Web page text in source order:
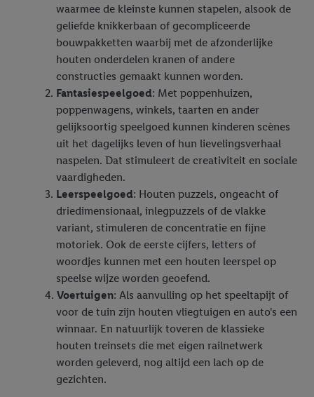
waarmee de kleinste kunnen stapelen, alsook de
geliefde knikkerbaan of gecompliceerde
bouwpakketten waarbij met de afzonderlijke
houten onderdelen kranen of andere
constructies gemaakt kunnen worden.
Fantasiespeelgoed: Met poppenhuizen,
poppenwagens, winkels, taarten en ander
gelijksoortig speelgoed kunnen kinderen scènes
uit het dagelijks leven of hun lievelingsverhaal
naspelen. Dat stimuleert de creativiteit en sociale
vaardigheden.
Leerspeelgoed: Houten puzzels, ongeacht of
driedimensionaal, inlegpuzzels of de vlakke
variant, stimuleren de concentratie en fijne
motoriek. Ook de eerste cijfers, letters of
woordjes kunnen met een houten leerspel op
speelse wijze worden geoefend.
Voertuigen: Als aanvulling op het speeltapijt of
voor de tuin zijn houten vliegtuigen en auto's een
winnaar. En natuurlijk toveren de klassieke
houten treinsets die met eigen railnetwerk
worden geleverd, nog altijd een lach op de
gezichten.